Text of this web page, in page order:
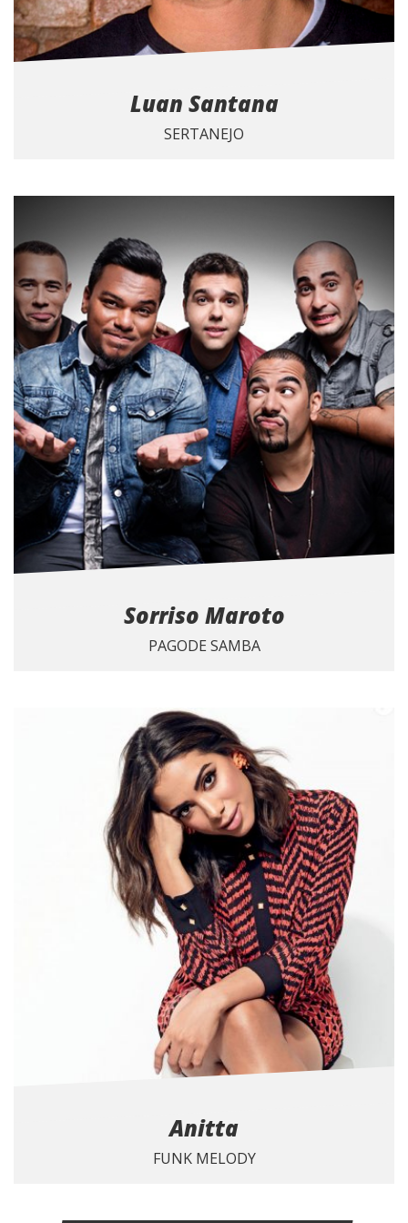
Luan Santana
SERTANEJO
Sorriso Maroto
PAGODE SAMBA
Anitta
FUNK MELODY